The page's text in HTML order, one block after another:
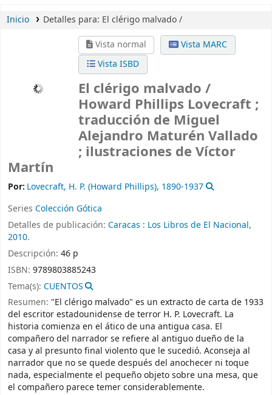
Inicio Detalles para: El clérigo malvado /
Vista normal
Vista MARC
Vista ISBD
El clérigo malvado /
Howard Phillips Lovecraft ;
traducción de Miguel
Alejandro Maturén Vallado
; ilustraciones de Víctor
Martín
Por: Lovecraft, H. P. (Howard Phillips), 1890-1937
Series Colección Gótica
Detalles de publicación: Caracas : Los Libros de El Nacional,
2010.
Descripción: 46 p
ISBN: 9789803885243
Tema(s): CUENTOS
Resumen: "El clérigo malvado" es un extracto de carta de 1933
del escritor estadounidense de terror H. P. Lovecraft. La
historia comienza en el ático de una antigua casa. El
compañero del narrador se refiere al antiguo dueño de la
casa y al presunto final violento que le sucedió. Aconseja al
narrador que no se quede después del anochecer ni toque
nada, especialmente el pequeño objeto sobre una mesa, que
el compañero parece temer considerablemente.